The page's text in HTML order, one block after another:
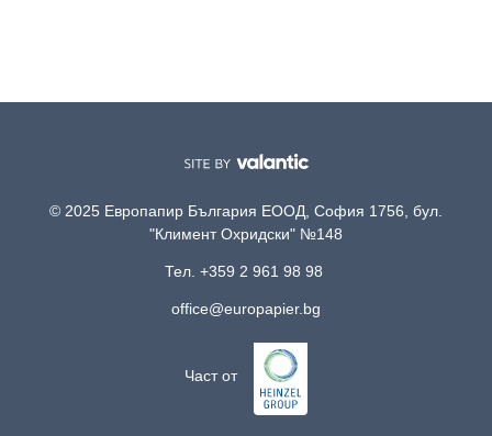
© 2025 Европапир България ЕООД, София 1756, бул.
"Климент Охридски" №148
Тел. +359 2 961 98 98
office@europapier.bg
Част от